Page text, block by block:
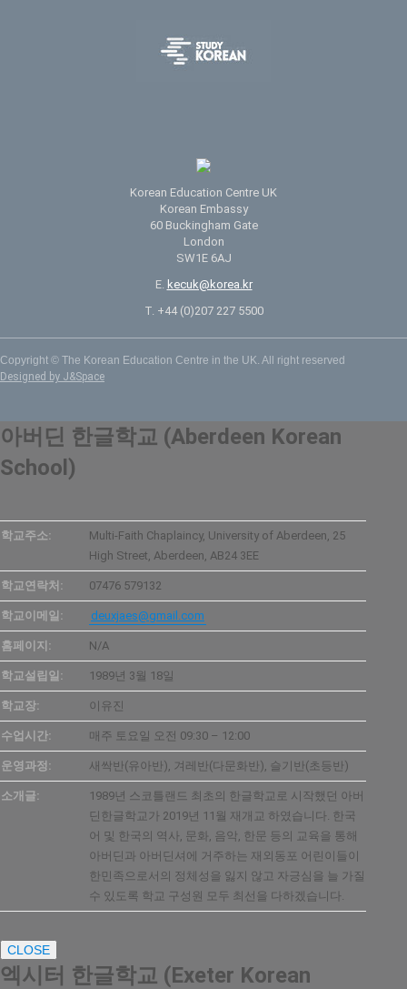
Korean Education Centre UK
Korean Embassy
60 Buckingham Gate
London
SW1E 6AJ
E. kecuk@korea.kr
T. +44 (0)207 227 5500
Copyright © The Korean Education Centre in the UK. All right reserved
Designed by J&Space
아버딘 한글학교 (Aberdeen Korean
School)
학교주소:
Multi-Faith Chaplaincy, University of Aberdeen, 25
High Street, Aberdeen, AB24 3EE
학교연락처: 07476 579132
학교이메일: deuxjaes@gmail.com
홈페이지: N/A
학교설립일: 1989년 3월 18일
학교장: 이유진
수업시간: 매주 토요일 오전 09:30 – 12:00
운영과정: 새싹반(유아반), 겨레반(다문화반), 슬기반(초등반)
소개글:
1989년 스코틀랜드 최초의 한글학교로 시작했던 아버
딘한글학교가 2019년 11월 재개교 하였습니다. 한국
어 및 한국의 역사, 문화, 음악, 한문 등의 교육을 통해
아버딘과 아버딘셔에 거주하는 재외동포 어린이들이
한민족으로서의 정체성을 잃지 않고 자긍심을 늘 가질
수 있도록 학교 구성원 모두 최선을 다하겠습니다.
CLOSE
엑시터 한글학교 (Exeter Korean